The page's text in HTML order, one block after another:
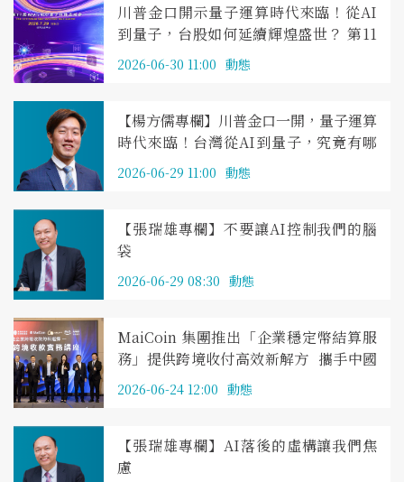
川普金口開示量子運算時代來臨！從AI
到量子，台股如何延續輝煌盛世？ 第11
屆《WHATs NEXT》量子科技高峰會將
於7月29日聚焦討論
2026-06-30 11:00 動態
【楊方儒專欄】川普金口一開，量子運算
時代來臨！台灣從AI到量子，究竟有哪
些能與不能？
2026-06-29 11:00 動態
【張瑞雄專欄】不要讓AI控制我們的腦
袋
2026-06-29 08:30 動態
MaiCoin 集團推出「企業穩定幣結算服
務」提供跨境收付高效新解方 攜手中國
信託商業銀行舉辦高雄實務講座 助企業
開啟穩定幣應用契機
2026-06-24 12:00 動態
【張瑞雄專欄】AI落後的虛構讓我們焦
慮